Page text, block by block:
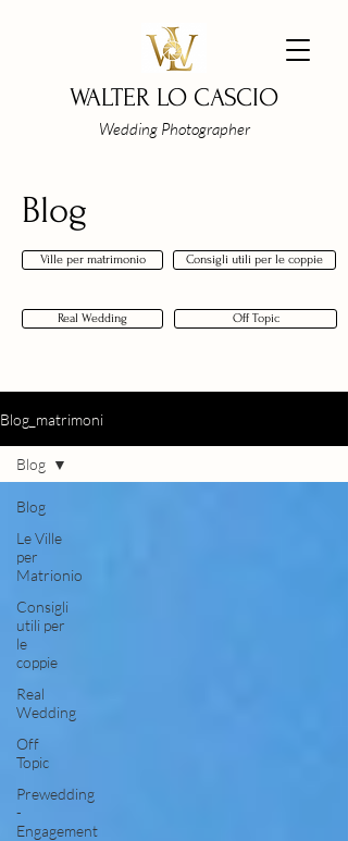
WALTER LO CASCIO
Wedding Photographer
Blog
Ville per matrimonio Consigli utili per le coppie
Real Wedding Off Topic
Blog_matrimoni
Blog
Le Ville
per
Matrionio
Consigli
utili per
le
coppie
Real
Wedding
Off
Topic
Prewedding
-
Engagement
Blog